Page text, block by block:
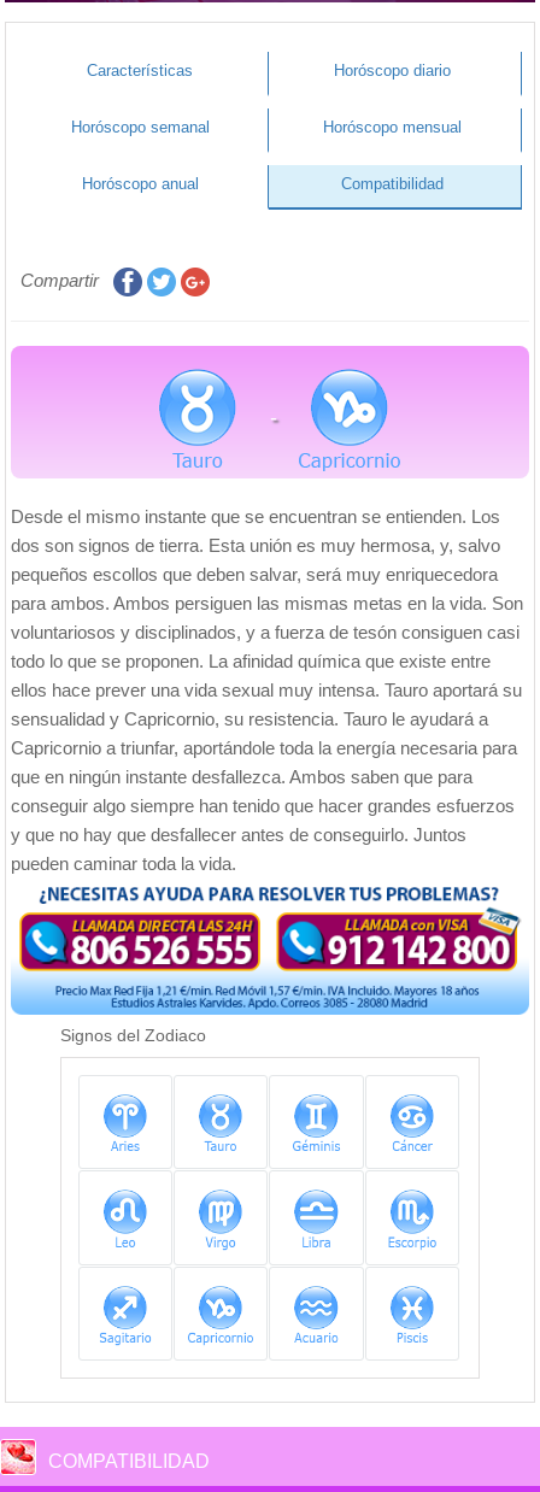
Características Horóscopo diario
Horóscopo semanal Horóscopo mensual
Horóscopo anual Compatibilidad
Compartir
-
Desde el mismo instante que se encuentran se entienden. Los
dos son signos de tierra. Esta unión es muy hermosa, y, salvo
pequeños escollos que deben salvar, será muy enriquecedora
para ambos. Ambos persiguen las mismas metas en la vida. Son
voluntariosos y disciplinados, y a fuerza de tesón consiguen casi
todo lo que se proponen. La afinidad química que existe entre
ellos hace prever una vida sexual muy intensa. Tauro aportará su
sensualidad y Capricornio, su resistencia. Tauro le ayudará a
Capricornio a triunfar, aportándole toda la energía necesaria para
que en ningún instante desfallezca. Ambos saben que para
conseguir algo siempre han tenido que hacer grandes esfuerzos
y que no hay que desfallecer antes de conseguirlo. Juntos
pueden caminar toda la vida.
Signos del Zodiaco
COMPATIBILIDAD